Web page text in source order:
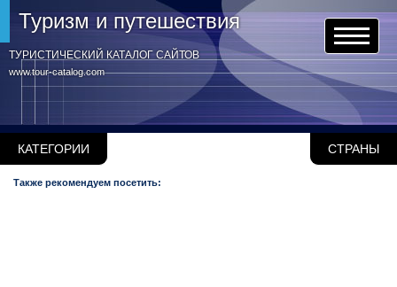
www.tour-catalog.com
Туризм и путешествия
ТУРИСТИЧЕСКИЙ КАТАЛОГ САЙТОВ
КАТЕГОРИИ СТРАНЫ
Также рекомендуем посетить: